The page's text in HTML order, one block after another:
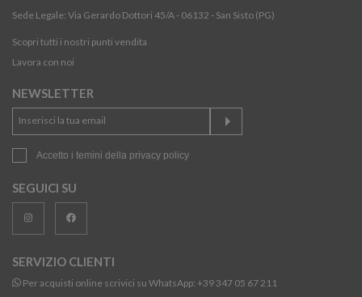
Sede Legale: Via Gerardo Dottori 45/A - 06132 - San Sisto (PG)
Scopri tutti i nostri punti vendita
Lavora con noi
NEWSLETTER
Accetto i temini della privacy policy
SEGUICI SU
SERVIZIO CLIENTI
Per acquisti online scrivici su WhatsApp: +39 347 05 67 211